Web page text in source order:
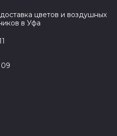
цветов и воздушных
в Уфа